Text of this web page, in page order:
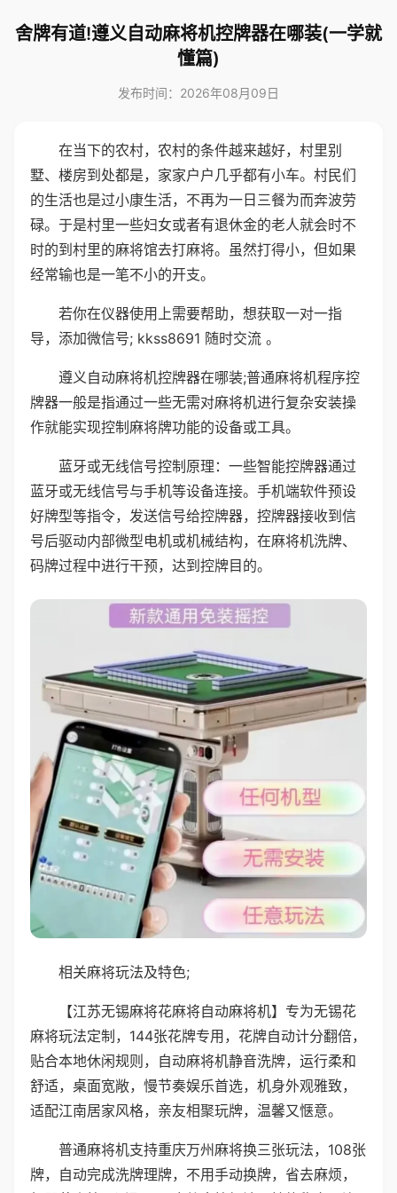
舍牌有道!遵义自动麻将机控牌器在哪装(一学就
懂篇)
发布时间：2026年08月09日
在当下的农村，农村的条件越来越好，村里别
墅、楼房到处都是，家家户户几乎都有小车。村民们
的生活也是过小康生活，不再为一日三餐为而奔波劳
碌。于是村里一些妇女或者有退休金的老人就会时不
时的到村里的麻将馆去打麻将。虽然打得小，但如果
经常输也是一笔不小的开支。
若你在仪器使用上需要帮助，想获取一对一指
导，添加微信号; kkss8691 随时交流 。
遵义自动麻将机控牌器在哪装;普通麻将机程序控
牌器一般是指通过一些无需对麻将机进行复杂安装操
作就能实现控制麻将牌功能的设备或工具。
蓝牙或无线信号控制原理：一些智能控牌器通过
蓝牙或无线信号与手机等设备连接。手机端软件预设
好牌型等指令，发送信号给控牌器，控牌器接收到信
号后驱动内部微型电机或机械结构，在麻将机洗牌、
码牌过程中进行干预，达到控牌目的。
相关麻将玩法及特色;
【江苏无锡麻将花麻将自动麻将机】专为无锡花
麻将玩法定制，144张花牌专用，花牌自动计分翻倍，
贴合本地休闲规则，自动麻将机静音洗牌，运行柔和
舒适，桌面宽敞，慢节奏娱乐首选，机身外观雅致，
适配江南居家风格，亲友相聚玩牌，温馨又惬意。
普通麻将机支持重庆万州麻将换三张玩法，108张
牌，自动完成洗牌理牌，不用手动换牌，省去麻烦，